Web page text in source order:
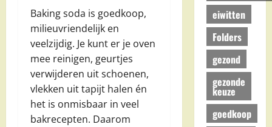
Baking soda is goedkoop,
milieuvriendelijk en
veelzijdig. Je kunt er je oven
mee reinigen, geurtjes
verwijderen uit schoenen,
vlekken uit tapijt halen én
het is onmisbaar in veel
bakrecepten. Daarom
eiwitten
Folders
gezond
gezonde
keuze
goedkoop